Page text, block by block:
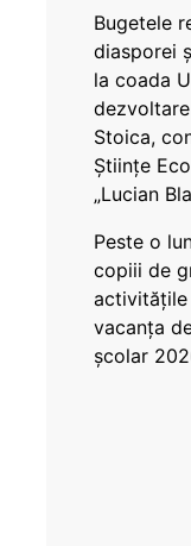
Bugetele
diasporei
la coada
Stoica,
Științe
„Lucian
Peste o
copiii de
activitățile
vacanța
școlar